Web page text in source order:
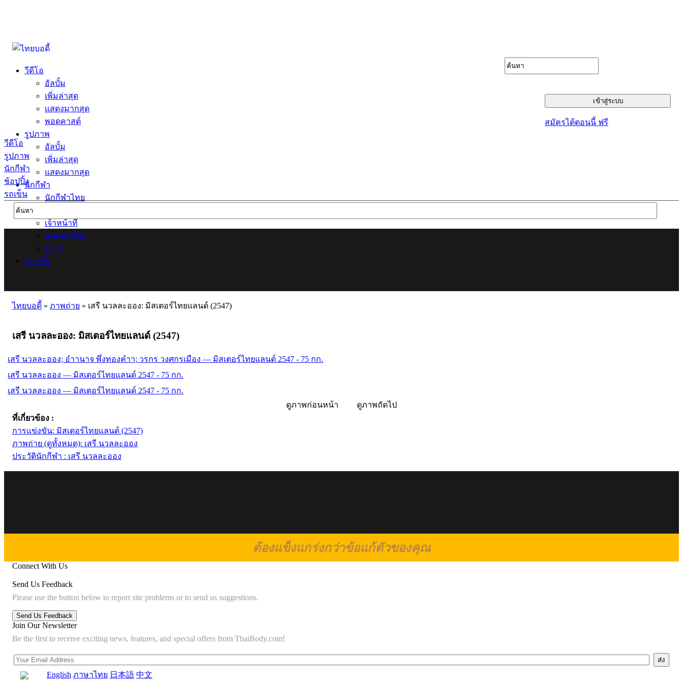
วีดีโอ
อัลบั้ม
เพิ่มล่าสุด
แสดงมากสุด
พอดคาสต์
รูปภาพ
อัลบั้ม
เพิ่มล่าสุด
แสดงมากสุด
นักกีฬา
นักกีฬาไทย
เจ้าหน้าที่
บุคคลสำคัญ
ดารา
ช้อปปิ้ง
สมัครได้ตอนนี้ ฟรี
วีดีโอ
รูปภาพ
นักกีฬา
ช้อปปิ้ง
รถเข็น
ไทยบอดี้ » ภาพถ่าย » เสรี นวลละออง: มิสเตอร์ไทยแลนด์ (2547)
เสรี นวลละออง: มิสเตอร์ไทยแลนด์ (2547)
เสรี นวลละออง; อำานาจ พึ่งทองคำา; วรกร วงศกรเมือง — มิสเตอร์ไทยแลนด์ 2547 - 75 กก.
เสรี นวลละออง — มิสเตอร์ไทยแลนด์ 2547 - 75 กก.
เสรี นวลละออง — มิสเตอร์ไทยแลนด์ 2547 - 75 กก.
ดูภาพก่อนหน้า
ดูภาพถัดไป
ที่เกี่ยวข้อง :
การแข่งขัน: มิสเตอร์ไทยแลนด์ (2547)
ภาพถ่าย (ดูทั้งหมด): เสรี นวลละออง
ประวัตินักกีฬา : เสรี นวลละออง
ต้องแข็งแกร่งกว่าข้อแก้ตัวของคุณ
Connect With Us
Send Us Feedback
Please use the button below to report site problems or to send us suggestions.
Join Our Newsletter
Be the first to receive exciting news, features, and special offers from ThaiBody.com!
English ภาษาไทย 日本語 中文